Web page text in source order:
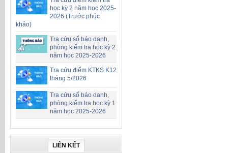
học kỳ 2 năm học 2025-
2026 (Trước phúc
khảo)
Tra cứu số báo danh,
phòng kiểm tra học kỳ 2
năm học 2025-2026
Tra cứu điểm KTKS K12
tháng 5/2026
Tra cứu số báo danh,
phòng kiểm tra học kỳ 1
năm học 2025-2026
LIÊN KẾT